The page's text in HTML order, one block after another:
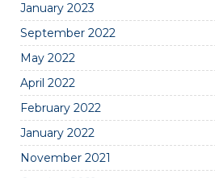
January 2023
September 2022
May 2022
April 2022
February 2022
January 2022
November 2021